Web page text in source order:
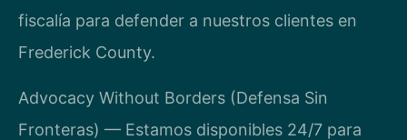
fiscalía para defender a nuestros clientes en
Frederick County.
Advocacy Without Borders (Defensa Sin
Fronteras) — Estamos disponibles 24/7 para